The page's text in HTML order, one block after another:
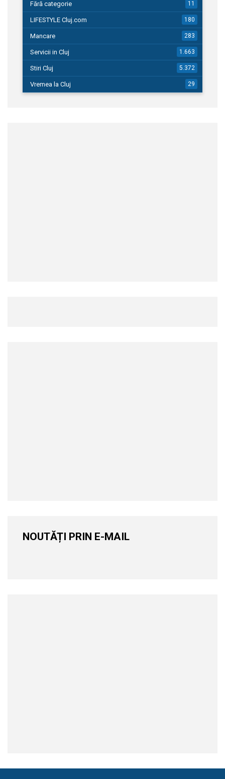
Fără categorie 11
LIFESTYLE Cluj.com 180
Mancare 283
Servicii in Cluj 1.663
Stiri Cluj 5.372
Vremea la Cluj 29
NOUTĂȚI PRIN E-MAIL